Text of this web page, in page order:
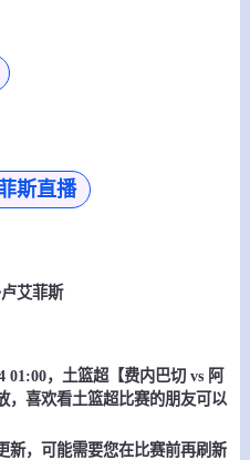
斯直播
艾菲斯
01:00，土篮超【费内巴切 vs 阿
，喜欢看土篮超比赛的朋友可以
新，可能需要您在比赛前再刷新